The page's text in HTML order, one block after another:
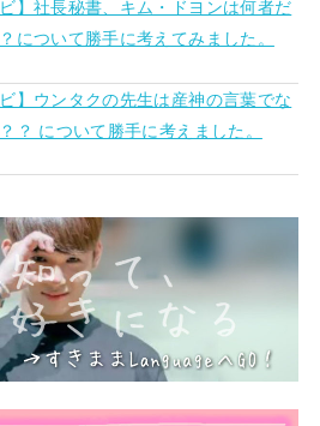
ビ】社長秘書、キム・ドヨンは何者だ
について勝手に考えてみました。
ビ】ウンタクの先生は産神の言葉でな
？ について勝手に考えました。